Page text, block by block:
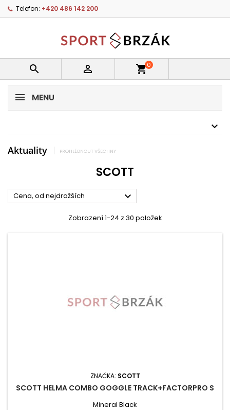
Telefon: +420 486 142 200
  shopping_cart0
MENU
Aktuality PROHLÉDNOUT VŠECHNY
SCOTT
Cena, od nejdražších 
Zobrazení 1-24 z 30 položek
ZNAČKA: SCOTT
SCOTT HELMA COMBO GOGGLE TRACK+FACTORPRO S
Mineral Black